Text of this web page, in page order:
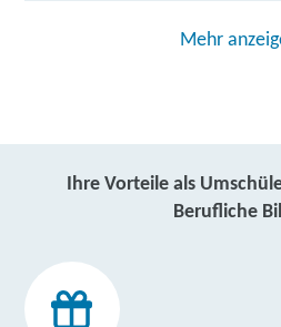
Mehr
Ihre Vorteile als
Berufliche